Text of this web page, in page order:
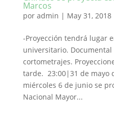
Marcos
por admin | May 31, 2018
-Proyección tendrá lugar
universitario.
cortometrajes.
tarde. 23:00|31 de mayo
miércoles 6 de junio se
Nacional Mayor...